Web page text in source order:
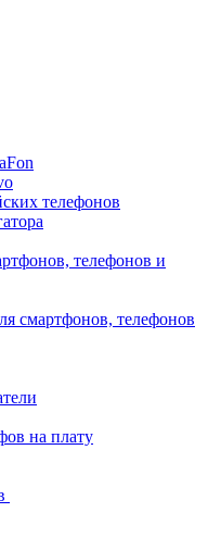
телефонов
телефонов и
смартфонов, телефонов
на плату